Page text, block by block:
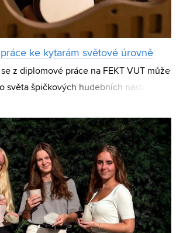
ke kytarám světové úrovně
z diplomové práce na FEKT VUT může
světa špičkových hudebních nástrojů?
k inovacím, které dnes zní z pódií